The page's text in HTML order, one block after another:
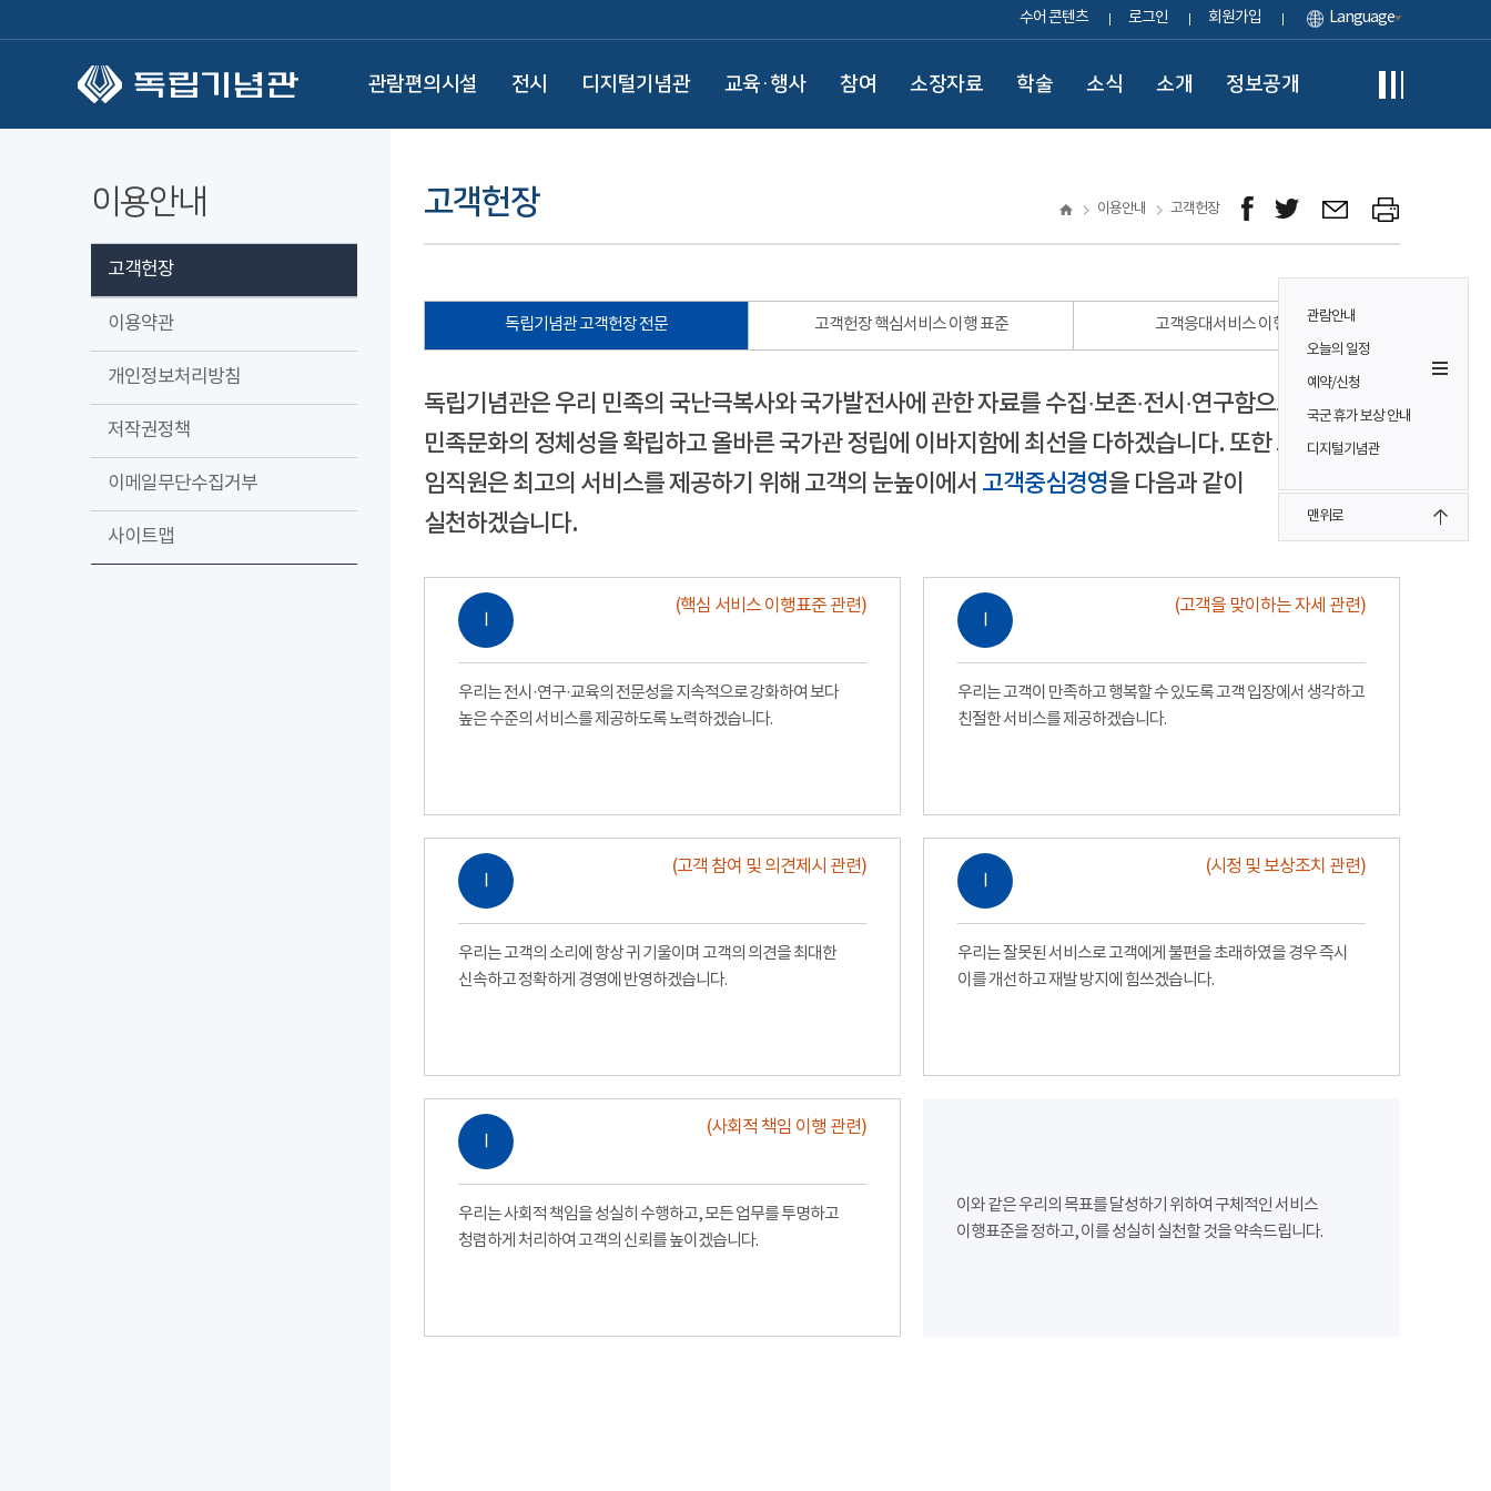
수어 콘텐츠 로그인 회원가입 Language
관람편의시설 전시 디지털기념관 교육·행사 참여 소장자료 학술 소식 소개 정보공개
관람안내
오늘의 일정
예약/신청
국군 휴가 보상 안내
디지털기념관
맨위로
이용안내
고객헌장
이용약관
개인정보처리방침
저작권정책
이메일무단수집거부
사이트맵
고객헌장 이용안내 고객헌장
독립기념관 고객헌장 전문 고객헌장 핵심서비스 이행 표준 고객응대서비스 이행 표준
독립기념관은 우리 민족의 국난극복사와 국가발전사에 관한 자료를 수집·보존·전시·연구함으로써
민족문화의 정체성을 확립하고 올바른 국가관 정립에 이바지함에 최선을 다하겠습니다. 또한 모든
임직원은 최고의 서비스를 제공하기 위해 고객의 눈높이에서 고객중심경영을 다음과 같이
실천하겠습니다.
Ⅰ
(핵심 서비스 이행표준 관련)
우리는 전시·연구·교육의 전문성을 지속적으로 강화하여 보다
높은 수준의 서비스를 제공하도록 노력하겠습니다.
Ⅰ
(고객을 맞이하는 자세 관련)
우리는 고객이 만족하고 행복할 수 있도록 고객 입장에서 생각하고
친절한 서비스를 제공하겠습니다.
Ⅰ
(고객 참여 및 의견제시 관련)
우리는 고객의 소리에 항상 귀 기울이며 고객의 의견을 최대한
신속하고 정확하게 경영에 반영하겠습니다.
Ⅰ
(시정 및 보상조치 관련)
우리는 잘못된 서비스로 고객에게 불편을 초래하였을 경우 즉시
이를 개선하고 재발 방지에 힘쓰겠습니다.
Ⅰ
(사회적 책임 이행 관련)
우리는 사회적 책임을 성실히 수행하고, 모든 업무를 투명하고
청렴하게 처리하여 고객의 신뢰를 높이겠습니다.
이와 같은 우리의 목표를 달성하기 위하여 구체적인 서비스
이행표준을 정하고, 이를 성실히 실천할 것을 약속드립니다.